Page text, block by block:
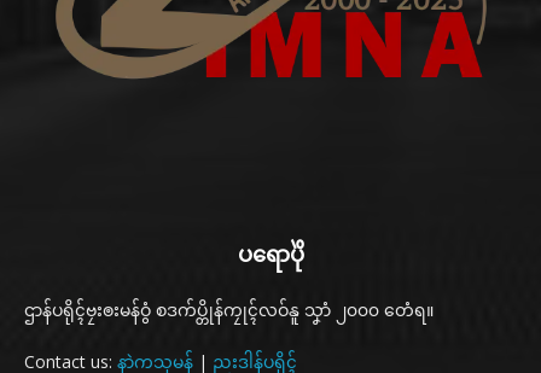
ပရောပိုဲ
ဌာန်ပရိုၚ်ဗၠးၜးမန်ဝွံ စဒက်ပ္တိုန်ကၠုၚ်လဝ်နူ သၞာံ ၂၀၀၀ တေံရ။
Contact us: နာဲကသုမန် | ညးဒါန်ပရိုၚ်